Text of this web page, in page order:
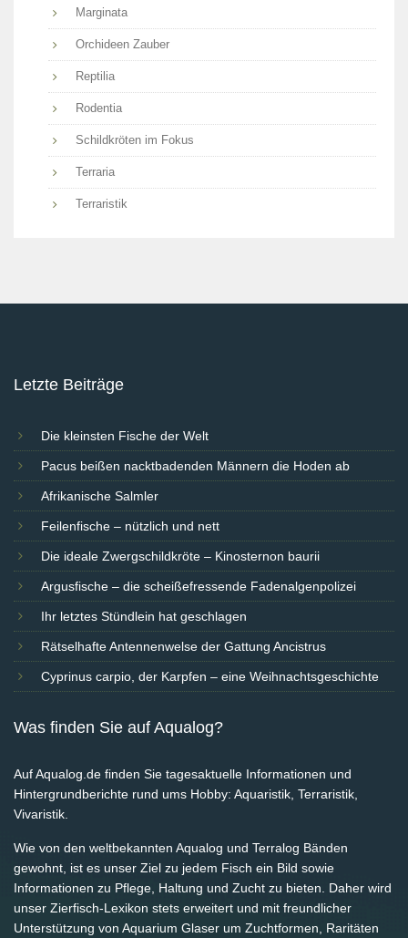
Marginata
Orchideen Zauber
Reptilia
Rodentia
Schildkröten im Fokus
Terraria
Terraristik
Letzte Beiträge
Die kleinsten Fische der Welt
Pacus beißen nacktbadenden Männern die Hoden ab
Afrikanische Salmler
Feilenfische – nützlich und nett
Die ideale Zwergschildkröte – Kinosternon baurii
Argusfische – die scheißefressende Fadenalgenpolizei
Ihr letztes Stündlein hat geschlagen
Rätselhafte Antennenwelse der Gattung Ancistrus
Cyprinus carpio, der Karpfen – eine Weihnachtsgeschichte
Was finden Sie auf Aqualog?
Auf Aqualog.de finden Sie tagesaktuelle Informationen und
Hintergrundberichte rund ums Hobby: Aquaristik, Terraristik,
Vivaristik.
Wie von den weltbekannten Aqualog und Terralog Bänden
gewohnt, ist es unser Ziel zu jedem Fisch ein Bild sowie
Informationen zu Pflege, Haltung und Zucht zu bieten. Daher wird
unser Zierfisch-Lexikon stets erweitert und mit freundlicher
Unterstützung von Aquarium Glaser um Zuchtformen, Raritäten